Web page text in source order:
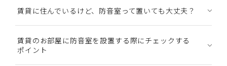
賃貸に住んでいるけど、防音室って置いても大丈夫？
賃貸のお部屋に防音室を設置する際にチェックする
ポイント